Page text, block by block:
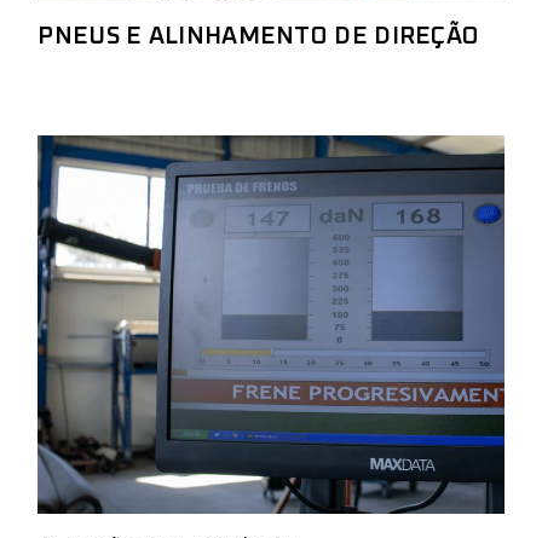
PNEUS E ALINHAMENTO DE DIREÇÃO